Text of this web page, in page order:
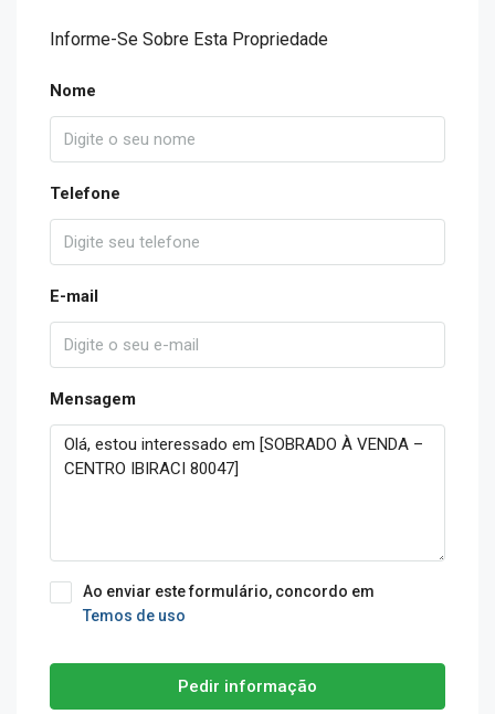
Informe-Se Sobre Esta Propriedade
Nome
Telefone
E-mail
Mensagem
Ao enviar este formulário, concordo em
Temos de uso
Pedir informação